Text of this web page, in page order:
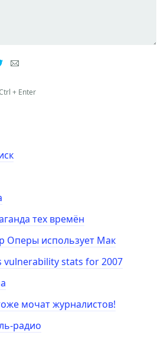
+ Enter
тех времён
Оперы использует Мак
vulnerability stats for 2007
мочат журналистов!
радио